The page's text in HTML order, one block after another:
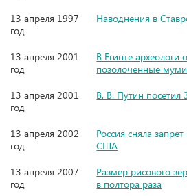
13 апреля 1997
год
Наводнения в
13 апреля 2001
год
В Египте
позолоченные
13 апреля 2001
год
В. В. Путин посетил
13 апреля 2002
год
Россия сняла
США
13 апреля 2007
год
Размер рисового
в полтора раза